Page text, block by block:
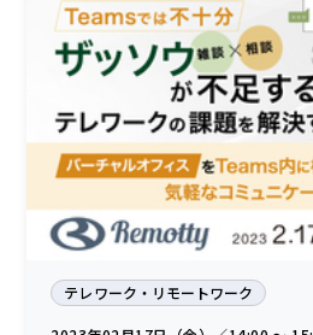
テレワーク・リモートワーク